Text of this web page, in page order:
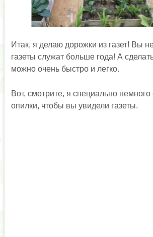
Итак, я делаю дорожки из газет! Вы
газеты служат больше года! А
можно очень быстро и легко.
Вот, смотрите, я специально немного
опилки, чтобы вы увидели газеты.